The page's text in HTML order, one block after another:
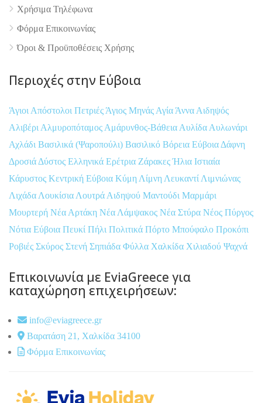
Χρήσιμα Τηλέφωνα
Φόρμα Επικοινωνίας
Όροι & Προϋποθέσεις Xρήσης
Περιοχές στην Εύβοια
Άγιοι Απόστολοι Πετριές Άγιος Μηνάς Αγία Άννα Αιδηψός
Αλιβέρι Αλμυροπόταμος Αμάρυνθος-Βάθεια Αυλίδα Αυλωνάρι
Αχλάδι Βασιλικά (Ψαροπούλι) Βασιλικό Βόρεια Εύβοια Δάφνη
Δροσιά Δύστος Ελληνικά Ερέτρια ΖάρακεςΉλια Ιστιαία
Κάρυστος Κεντρική Εύβοια Κύμη Λίμνη Λευκαντί Λιμνιώνας
Λιχάδα Λουκίσια Λουτρά Αιδηψού Μαντούδι Μαρμάρι
Μουρτερή Νέα Αρτάκη Νέα Λάμψακος Νέα Στύρα Νέος Πύργος
Νότια Εύβοια Πευκί Πήλι Πολιτικά Πόρτο Μπούφαλο Προκόπι
Ροβιές Σκύρος Στενή Σηπιάδα Φύλλα Χαλκίδα Χιλιαδού Ψαχνά
Επικοινωνία με EviaGreece για
καταχώρηση επιχειρήσεων:
info@eviagreece.gr
Βαρατάση 21, Χαλκίδα 34100
Φόρμα Επικοινωνίας